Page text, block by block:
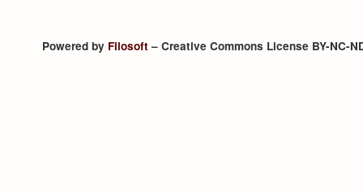
Powered by Filosoft– Creative Commons License BY-NC-